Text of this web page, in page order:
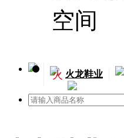
火 火龙鞋业